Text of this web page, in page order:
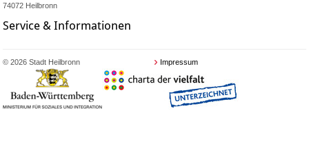
74072 Heilbronn
Service & Informationen
© 2026 Stadt Heilbronn Impressum